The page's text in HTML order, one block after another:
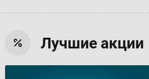
Лучшие акции